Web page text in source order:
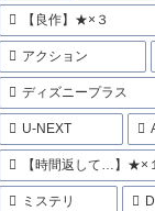
【良作】★×３
アクション
ディズニープラス
U-NEXT
【時間返して…】★×
ミステリ